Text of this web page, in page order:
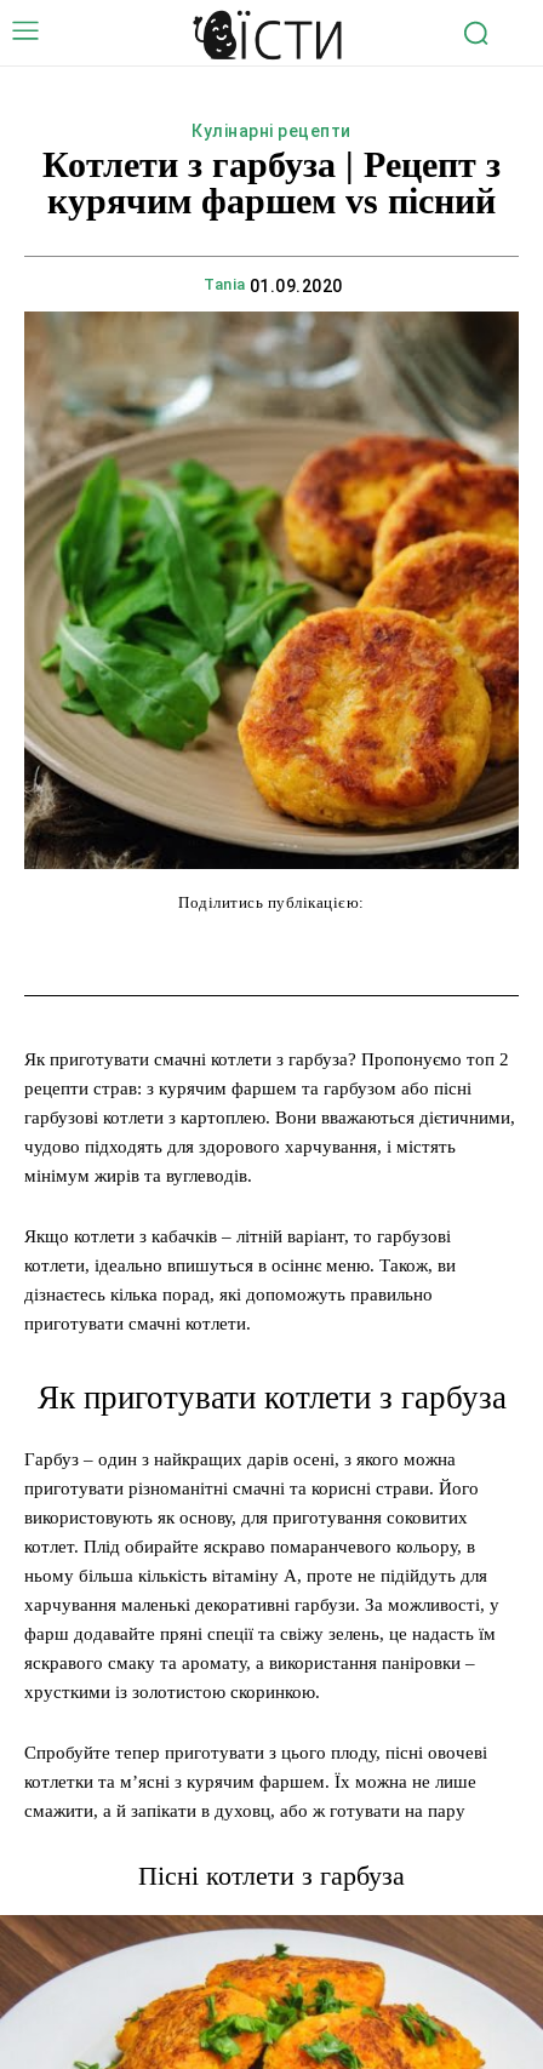
Кулінарні рецепти
Котлети з гарбуза | Рецепт з
курячим фаршем vs пісний
Tania 01.09.2020
Поділитись публікацією:
Як приготувати смачні котлети з гарбуза? Пропонуємо топ 2
рецепти страв: з курячим фаршем та гарбузом або пісні
гарбузові котлети з картоплею. Вони вважаються дієтичними,
чудово підходять для здорового харчування, і містять
мінімум жирів та вуглеводів.
Якщо котлети з кабачків – літній варіант, то гарбузові
котлети, ідеально впишуться в осіннє меню. Також, ви
дізнаєтесь кілька порад, які допоможуть правильно
приготувати смачні котлети.
Як приготувати котлети з гарбуза
Гарбуз – один з найкращих дарів осені, з якого можна
приготувати різноманітні смачні та корисні страви. Його
використовують як основу, для приготування соковитих
котлет. Плід обирайте яскраво помаранчевого кольору, в
ньому більша кількість вітаміну А, проте не підійдуть для
харчування маленькі декоративні гарбузи. За можливості, у
фарш додавайте пряні спеції та свіжу зелень, це надасть їм
яскравого смаку та аромату, а використання паніровки –
хрусткими із золотистою скоринкою.
Спробуйте тепер приготувати з цього плоду, пісні овочеві
котлетки та м’ясні з курячим фаршем. Їх можна не лише
смажити, а й запікати в духовц, або ж готувати на пару
Пісні котлети з гарбуза